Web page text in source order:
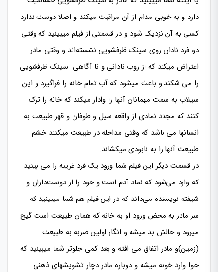
دارد و به خوبی مدام از آن مراقبت میکند و اصلا دوست ندارد
کسی به آن نزدیک شود و در قسمتی از فیلم میبینید که وقتی
دو فرد نادان روی سینک ظرفشویی نشسته‌اند و وقتی مادر
اعتراض میکند که از روب نادانی و نا آگاهی سینک ظرفشویی
را می شکند و باعث میشود که آب تمام خانه را فراگیرد و این
سیلاب به سمت مهمانان آنها را وادار میکند که خانه را ترک
کنند که مجدد نمادی از واقعه سیل و طوفان و قهر طبیعت به
انسانها می باشد که وقتی مداخله در طبیعت میکنند خشم
طبیعت آنها را به نابودی میکشاند.
در قسمت دیگر این فیلم شما ورود یک فرد غریبه را می بینید
که وارد می‌شود که نماد آدم است و خود را از دوست‌داران و
شیفته نویسنده می‌داند که در این فیلم هم شما میبینید که
سر مادر به محض ورود او به خانه که همان طبیعت است گیج
میرود و حالش بد میشه و انگار اولین ضربه به طبیعت
(زمین)و مادر اتفاق می افته و بعد کمی جلوتر شما میبینید که
حوا وارد خونه میشه و دوباره مادر دچار تشویشهای ذهنی